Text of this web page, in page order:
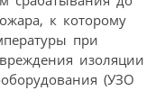
к которому
при
изоляции
(УЗО